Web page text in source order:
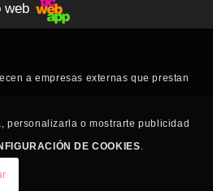
web
a empresas externas que prestan
personalizarla o mostrarte publicidad
DE COOKIES.